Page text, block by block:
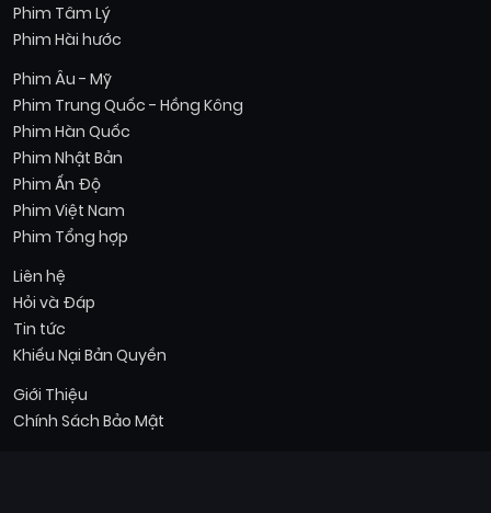
Phim Tâm Lý
Phim Hài hước
Phim Âu - Mỹ
Phim Trung Quốc - Hồng Kông
Phim Hàn Quốc
Phim Nhật Bản
Phim Ấn Độ
Phim Việt Nam
Phim Tổng hợp
Liên hệ
Hỏi và Đáp
Tin tức
Khiếu Nại Bản Quyền
Giới Thiệu
Chính Sách Bảo Mật